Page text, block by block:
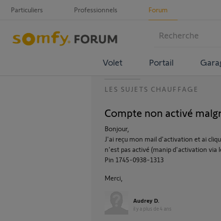
Particuliers Professionnels Forum
Volet Portail
LES SUJETS CHAUFFAGE
Compte non activé
Bonjour,
J'ai reçu mon mail d'activation et ai
n'est pas activé (manip d'activation via
Pin 1745-0938-1313
Merci,
Audrey D.
il y a plus de 4 ans